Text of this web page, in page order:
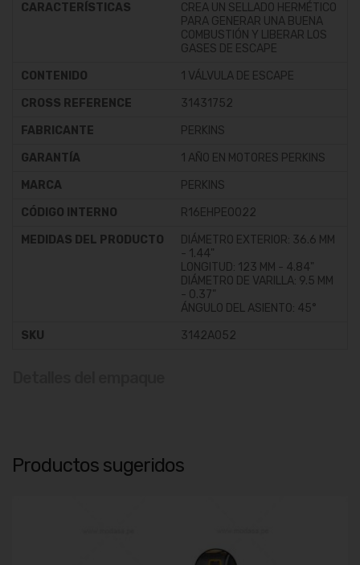
CARACTERÍSTICAS
CREA UN SELLADO HERMÉTICO
PARA GENERAR UNA BUENA
COMBUSTIÓN Y LIBERAR LOS
GASES DE ESCAPE
CONTENIDO
1 VÁLVULA DE ESCAPE
CROSS REFERENCE
31431752
FABRICANTE
PERKINS
GARANTÍA
1 AÑO EN MOTORES PERKINS
MARCA
PERKINS
CÓDIGO INTERNO
R16EHPE0022
MEDIDAS DEL PRODUCTO
DIÁMETRO EXTERIOR: 36.6 MM
- 1.44"
LONGITUD: 123 MM - 4.84"
DIÁMETRO DE VARILLA: 9.5 MM
- 0.37"
ÁNGULO DEL ASIENTO: 45°
SKU
3142A052
Productos sugeridos